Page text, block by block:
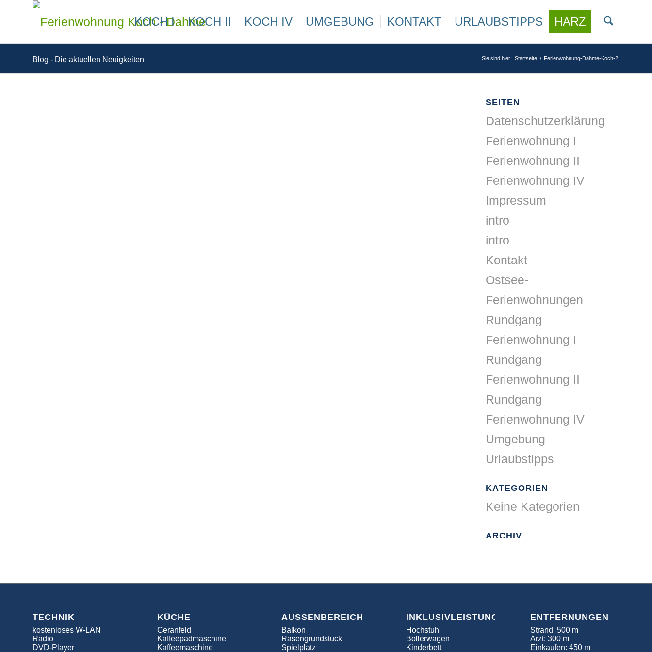
KOCH I KOCH II KOCH IV UMGEBUNG KONTAKT URLAUBSTIPPS HARZ
Blog - Die aktuellen Neuigkeiten Sie sind hier: Startseite / Ferienwohnung-Dahme-Koch-2
SEITEN
Datenschutzerklärung
Ferienwohnung I
Ferienwohnung II
Ferienwohnung IV
Impressum
intro
intro
Kontakt
Ostsee-
Ferienwohnungen
Rundgang
Ferienwohnung I
Rundgang
Ferienwohnung II
Rundgang
Ferienwohnung IV
Umgebung
Urlaubstipps
KATEGORIEN
Keine Kategorien
ARCHIV
TECHNIK
kostenloses W-LAN
Radio
DVD-Player
KÜCHE
Ceranfeld
Kaffeepadmaschine
Kaffeemaschine
AUSSENBEREICH
Balkon
Rasengrundstück
Spielplatz
INKLUSIVLEISTUNGEN
Hochstuhl
Bollerwagen
Kinderbett
ENTFERNUNGEN
Strand: 500 m
Arzt: 300 m
Einkaufen: 450 m